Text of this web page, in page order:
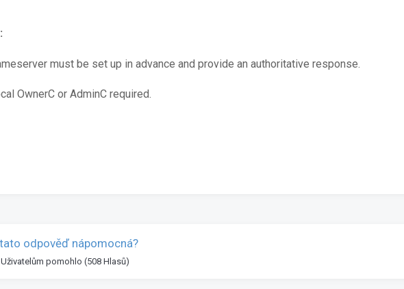
must be set up in advance and provide an authoritative response.
OwnerC or AdminC required.
odpověď nápomocná?
Uživatelům pomohlo (508 Hlasů)